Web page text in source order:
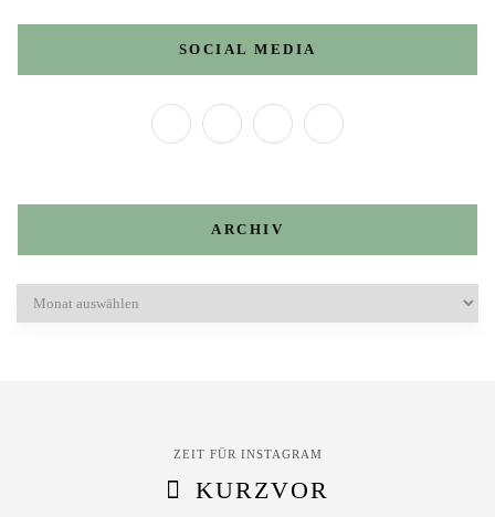
SOCIAL MEDIA
ARCHIV
ZEIT FÜR INSTAGRAM
KURZVOR